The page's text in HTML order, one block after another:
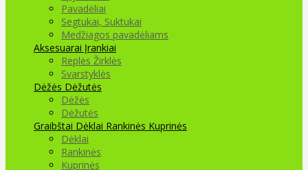
Pavadėliai
Segtukai, Suktukai
Medžiagos pavadėliams
Aksesuarai Įrankiai
Replės Žirklės
Svarstyklės
Dėžės Dėžutės
Dėžės
Dėžutės
Graibštai Dėklai Rankinės Kuprinės
Dėklai
Rankinės
Kuprinės